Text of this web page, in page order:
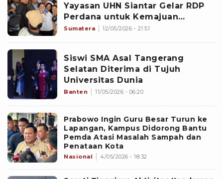
Yayasan UHN Siantar Gelar RDP
Perdana untuk Kemajuan
Kampus
Sumatera 12/05/2026 - 21:51
Siswi SMA Asal Tangerang
Selatan Diterima di Tujuh
Universitas Dunia
Banten 11/05/2026 - 06:20
Prabowo Ingin Guru Besar Turun ke
Lapangan, Kampus Didorong Bantu
Pemda Atasi Masalah Sampah dan
Penataan Kota
Nasional 4/05/2026 - 18:32